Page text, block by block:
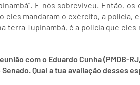
E nós sobreviveu. Então,
eles mandaram o exército, a polícia,
terra Tupinambá, é a polícia que
com o Eduardo Cunha (PMDB-
Qual a tua avaliação desses